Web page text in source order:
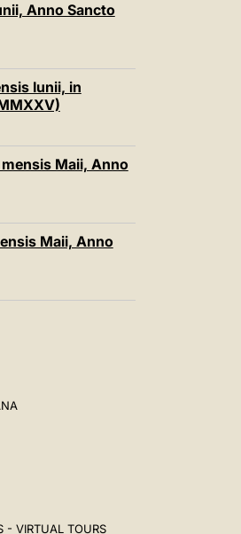
Anno Sancto
Iunii, in
Maii, Anno
Maii, Anno
- VIRTUAL TOURS